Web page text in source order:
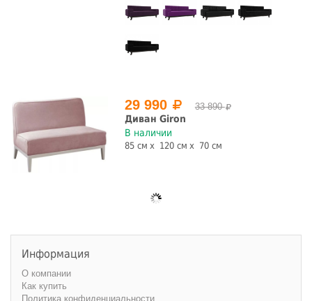
29 990 33 890
Диван Giron
В наличии
85 см 120 см 70 см
Информация
О компании
Как купить
Политика конфиденциальности